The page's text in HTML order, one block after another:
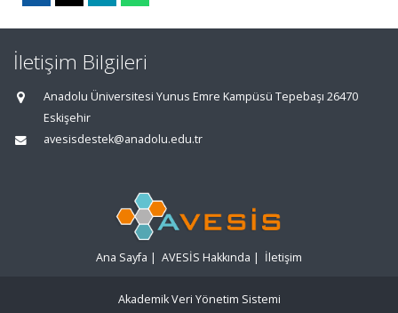
İletişim Bilgileri
Anadolu Üniversitesi Yunus Emre Kampüsü Tepebaşı 26470
Eskişehir
avesisdestek@anadolu.edu.tr
Ana Sayfa | AVESİS Hakkında | İletişim
Akademik Veri Yönetim Sistemi